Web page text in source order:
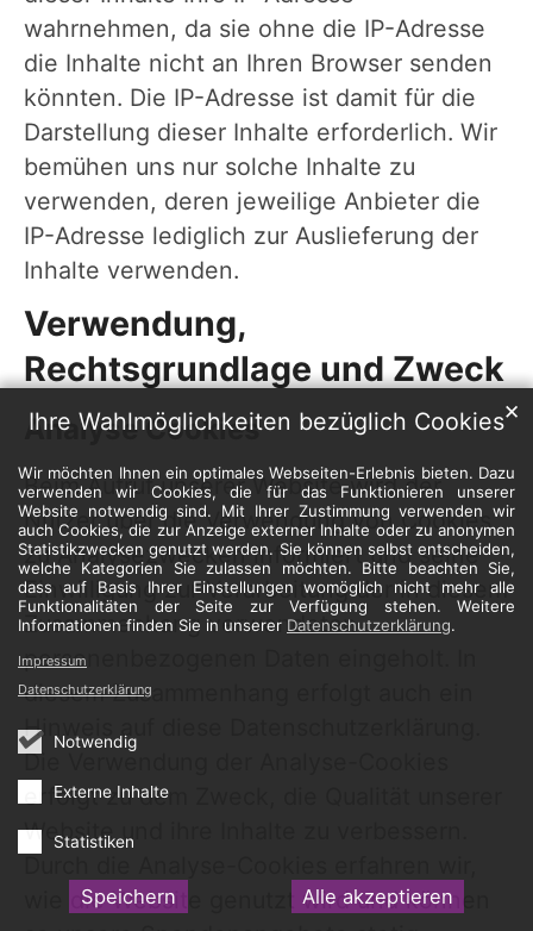
Ihre Wahlmöglichkeiten bezüglich Cookies
Wir möchten Ihnen ein optimales Webseiten-Erlebnis bieten. Dazu
verwenden wir Cookies, die für das Funktionieren unserer
Website notwendig sind. Mit Ihrer Zustimmung verwenden wir
auch Cookies, die zur Anzeige externer Inhalte oder zu anonymen
Statistikzwecken genutzt werden. Sie können selbst entscheiden,
welche Kategorien Sie zulassen möchten. Bitte beachten Sie,
dass auf Basis Ihrer Einstellungen womöglich nicht mehr alle
Funktionalitäten der Seite zur Verfügung stehen. Weitere
Informationen finden Sie in unserer Datenschutzerklärung.
Notwendig
Externe Inhalte
Statistiken
Speichern Alle akzeptieren
✕
Impressum
Datenschutzerklärung
wahrnehmen, da sie ohne die IP-Adresse
die Inhalte nicht an Ihren Browser senden
könnten. Die IP-Adresse ist damit für die
Darstellung dieser Inhalte erforderlich. Wir
bemühen uns nur solche Inhalte zu
verwenden, deren jeweilige Anbieter die
IP-Adresse lediglich zur Auslieferung der
Inhalte verwenden.
Verwendung,
Rechtsgrundlage und Zweck
Analyse Cookies
Beim Aufruf unserer Website wird der
Nutzer über die Verwendung von Cookies
zu Analysezwecken informiert und seine
Einwilligung zur Verarbeitung der in diesem
Zusammenhang verwendeten
personenbezogenen Daten eingeholt. In
diesem Zusammenhang erfolgt auch ein
Hinweis auf diese Datenschutzerklärung.
Die Verwendung der Analyse-Cookies
erfolgt zu dem Zweck, die Qualität unserer
Website und ihre Inhalte zu verbessern.
wie die Website genutzt wird und können